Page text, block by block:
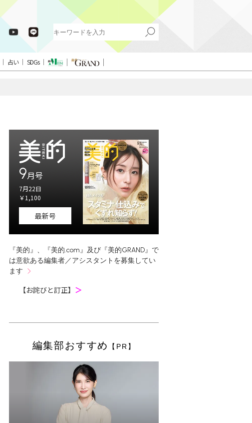
占い SDGs
9月号
7月22日
￥1,100
最新号
『美的』、『美的.com』及び『美的GRAND』で
は意欲ある編集者／アシスタントを募集してい
ます
【お詫びと訂正】 ＞
編集部おすすめ 【PR】